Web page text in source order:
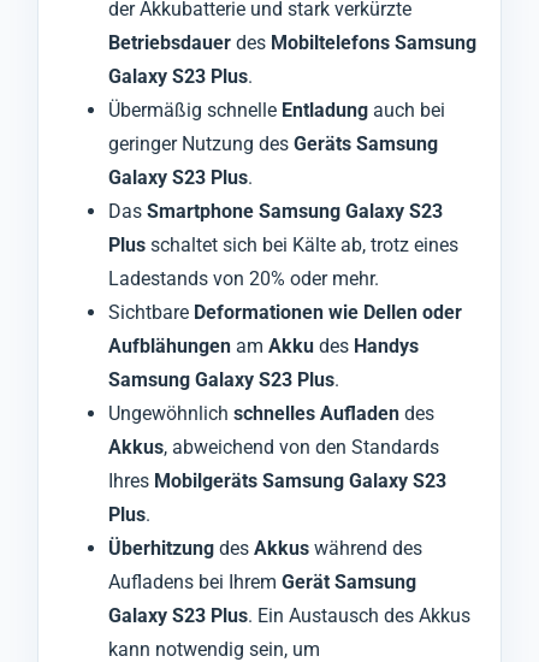
der Akkubatterie und stark verkürzte
Betriebsdauer des Mobiltelefons Samsung
Galaxy S23 Plus.
Übermäßig schnelle Entladung auch bei
geringer Nutzung des Geräts Samsung
Galaxy S23 Plus.
Das Smartphone Samsung Galaxy S23
Plus schaltet sich bei Kälte ab, trotz eines
Ladestands von 20% oder mehr.
Sichtbare Deformationen wie Dellen oder
Aufblähungen am Akku des Handys
Samsung Galaxy S23 Plus.
Ungewöhnlich schnelles Aufladen des
Akkus, abweichend von den Standards
Ihres Mobilgeräts Samsung Galaxy S23
Plus.
Überhitzung des Akkus während des
Aufladens bei Ihrem Gerät Samsung
Galaxy S23 Plus. Ein Austausch des Akkus
kann notwendig sein, um